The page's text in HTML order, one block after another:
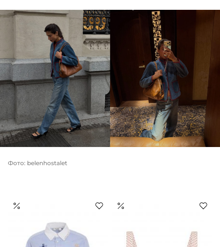
Фото: belenhostalet